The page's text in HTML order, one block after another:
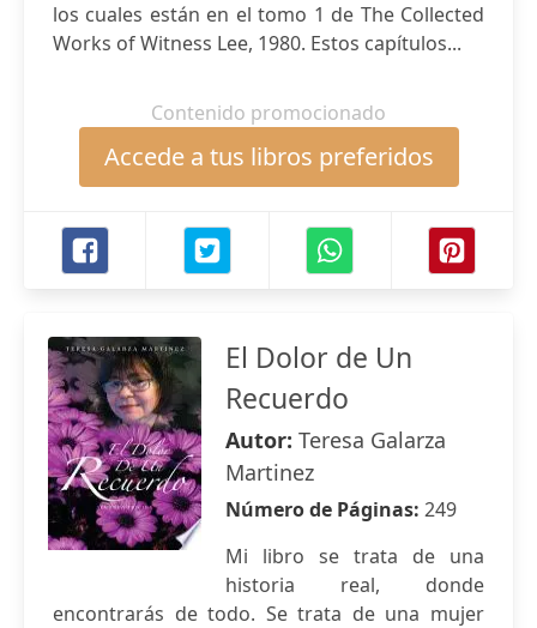
los cuales están en el tomo 1 de The Collected
Works of Witness Lee, 1980. Estos capítulos...
Contenido promocionado
Accede a tus libros preferidos
El Dolor de Un
Recuerdo
Autor: Teresa Galarza
Martinez
Número de Páginas: 249
Mi libro se trata de una
historia real, donde
encontrarás de todo. Se trata de una mujer